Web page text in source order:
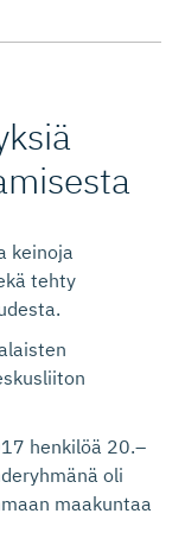
keinoja
tehty
henkilöä 20.–
oli
maakuntaa